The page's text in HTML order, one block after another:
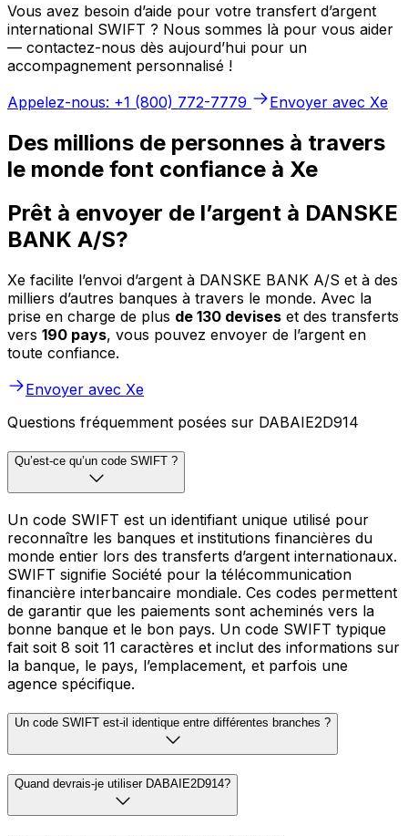
Vous avez besoin d’aide pour votre transfert d’argent
international SWIFT ? Nous sommes là pour vous aider
— contactez-nous dès aujourd’hui pour un
accompagnement personnalisé !
Appelez-nous: +1 (800) 772-7779
Envoyer avec Xe
Des millions de personnes à travers
le monde font confiance à Xe
Prêt à envoyer de l’argent à DANSKE
BANK A/S?
Xe facilite l’envoi d’argent à DANSKE BANK A/S et à des
milliers d’autres banques à travers le monde. Avec la
prise en charge de plus de 130 devises et des transferts
vers 190 pays, vous pouvez envoyer de l’argent en
toute confiance.
Envoyer avec Xe
Questions fréquemment posées sur DABAIE2D914
Qu’est-ce qu’un code SWIFT ?
Un code SWIFT est un identifiant unique utilisé pour
reconnaître les banques et institutions financières du
monde entier lors des transferts d’argent internationaux.
SWIFT signifie Société pour la télécommunication
financière interbancaire mondiale. Ces codes permettent
de garantir que les paiements sont acheminés vers la
bonne banque et le bon pays. Un code SWIFT typique
fait soit 8 soit 11 caractères et inclut des informations sur
la banque, le pays, l’emplacement, et parfois une
agence spécifique.
Un code SWIFT est-il identique entre différentes branches ?
Quand devrais-je utiliser DABAIE2D914?